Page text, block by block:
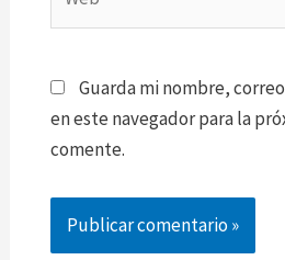
Guarda mi nombre,
en este navegador para la
comente.